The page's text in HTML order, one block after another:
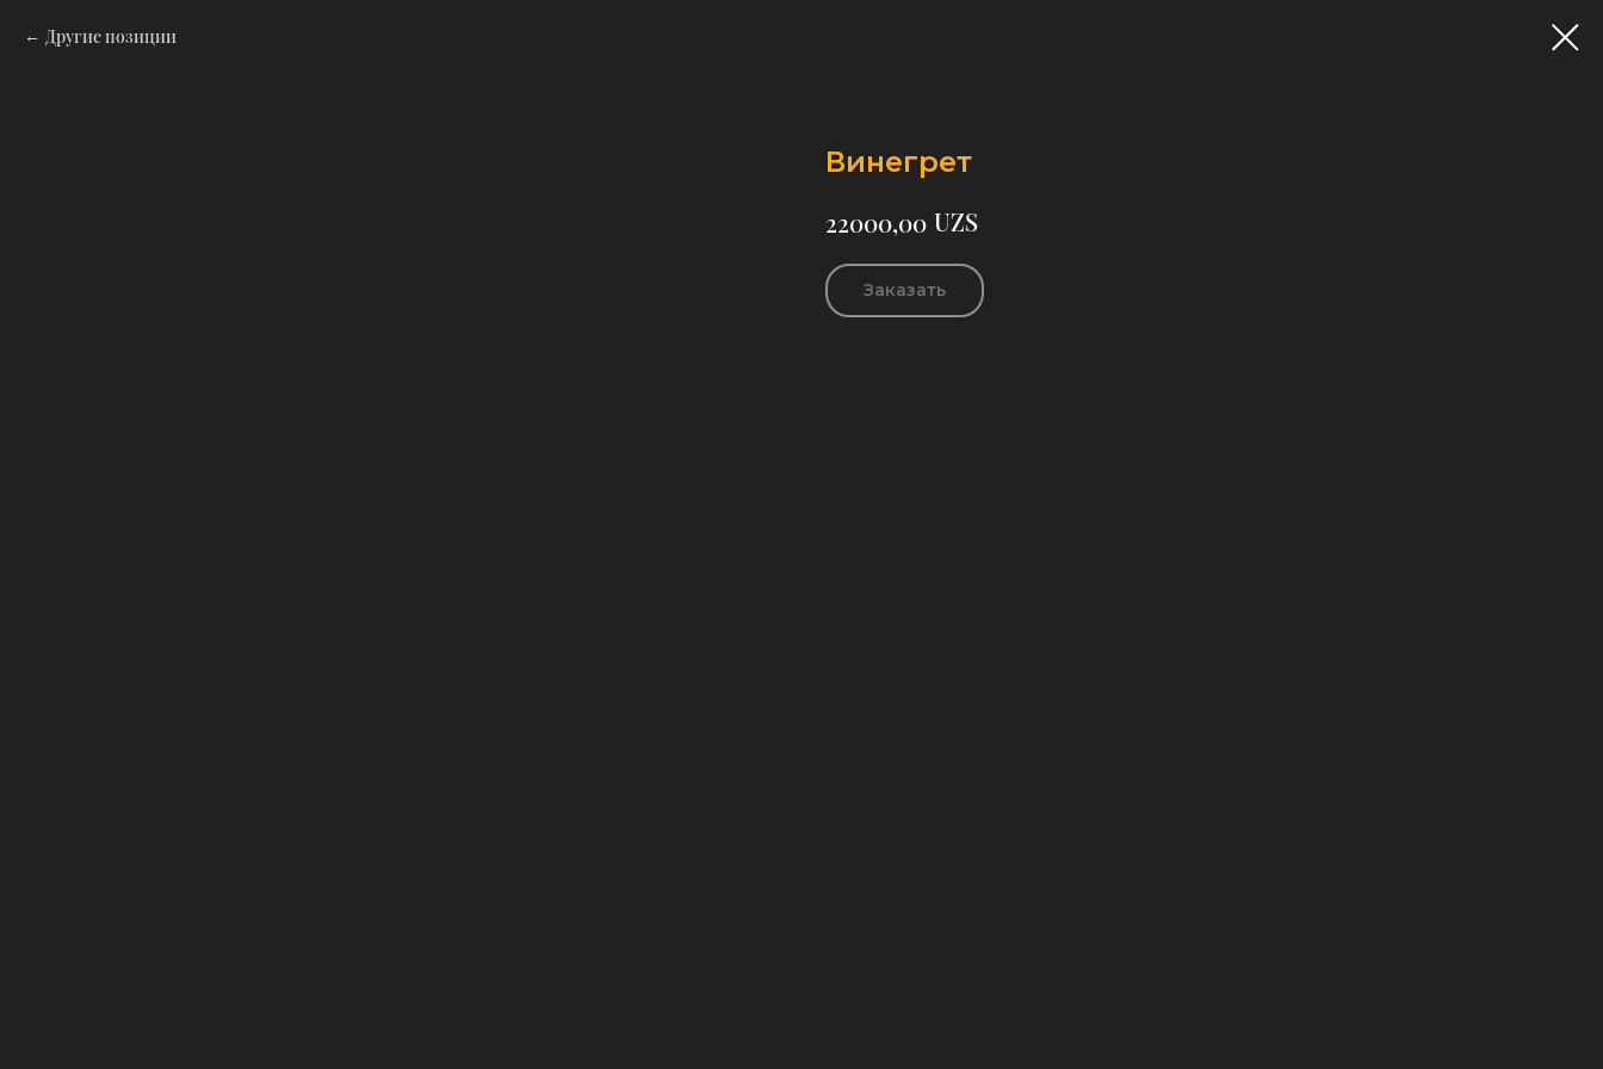
Другие позиции
Винегрет
22000,00 UZS
Заказать